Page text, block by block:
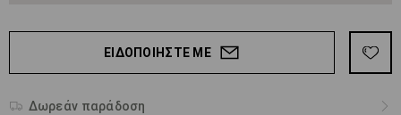
ΕΙΔΟΠΟΙΉΣΤΕ ΜΕ
Δωρεάν παράδοση